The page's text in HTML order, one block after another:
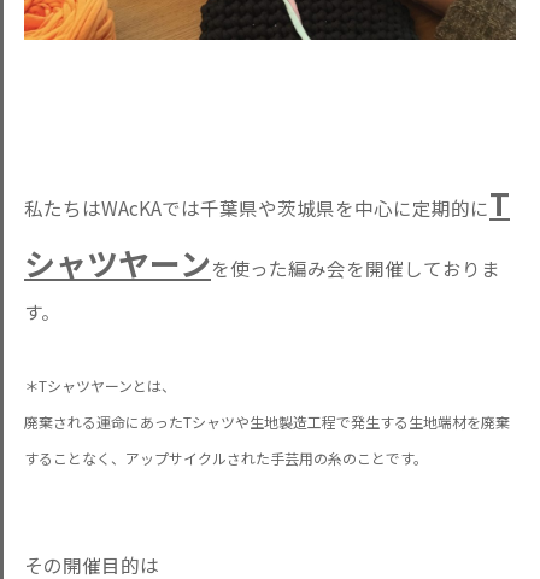
私たちはWAcKAでは千葉県や茨城県を中心に定期的にT
シャツヤーンを使った編み会を開催しておりま
す。
＊Tシャツヤーンとは、
廃棄される運命にあったTシャツや生地製造工程で発生する生地端材を廃棄
することなく、アップサイクルされた手芸用の糸のことです。
その開催目的は